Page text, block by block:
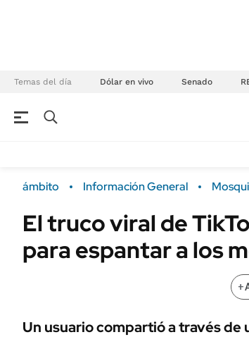
Temas del día Dólar en vivo Senado
Campo
FINANZAS
ÁMBITO DEBATE
Real Estate
Seguros
POLÍTICA
ámbito Información General
El truco viral de
para espantar a los
+
Un usuario compartió a través de